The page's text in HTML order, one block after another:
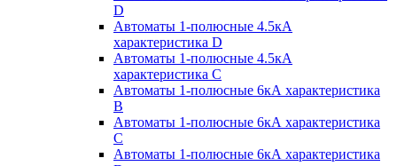
D
Автоматы 1-полюсные 4.5кА
характеристика D
Автоматы 1-полюсные 4.5кА
характеристика С
Автоматы 1-полюсные 6кА характеристика
B
Автоматы 1-полюсные 6кА характеристика
C
Автоматы 1-полюсные 6кА характеристика